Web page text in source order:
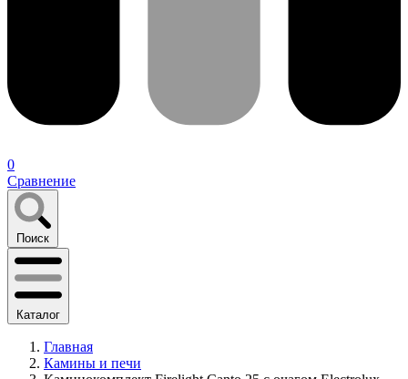
0
Сравнение
Поиск
Каталог
Главная
Камины и печи